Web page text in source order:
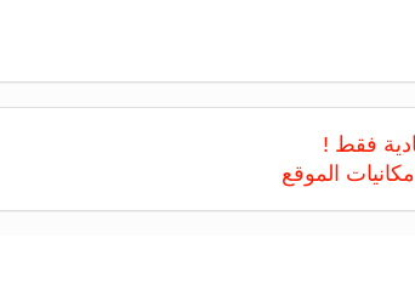
فقط !
الموقع